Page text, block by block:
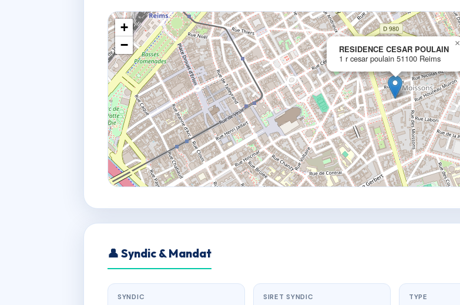
www.vme.plus/AD1507714
RESIDENCE CESAR POULAIN
1 r cesar poulain51100 Reims
RESIDENCE CESAR POULAIN
1 r cesar poulain 51100 Reims
×
+
−
👤 Syndic & Mandat
SYNDIC SIRET SYNDIC TYPE